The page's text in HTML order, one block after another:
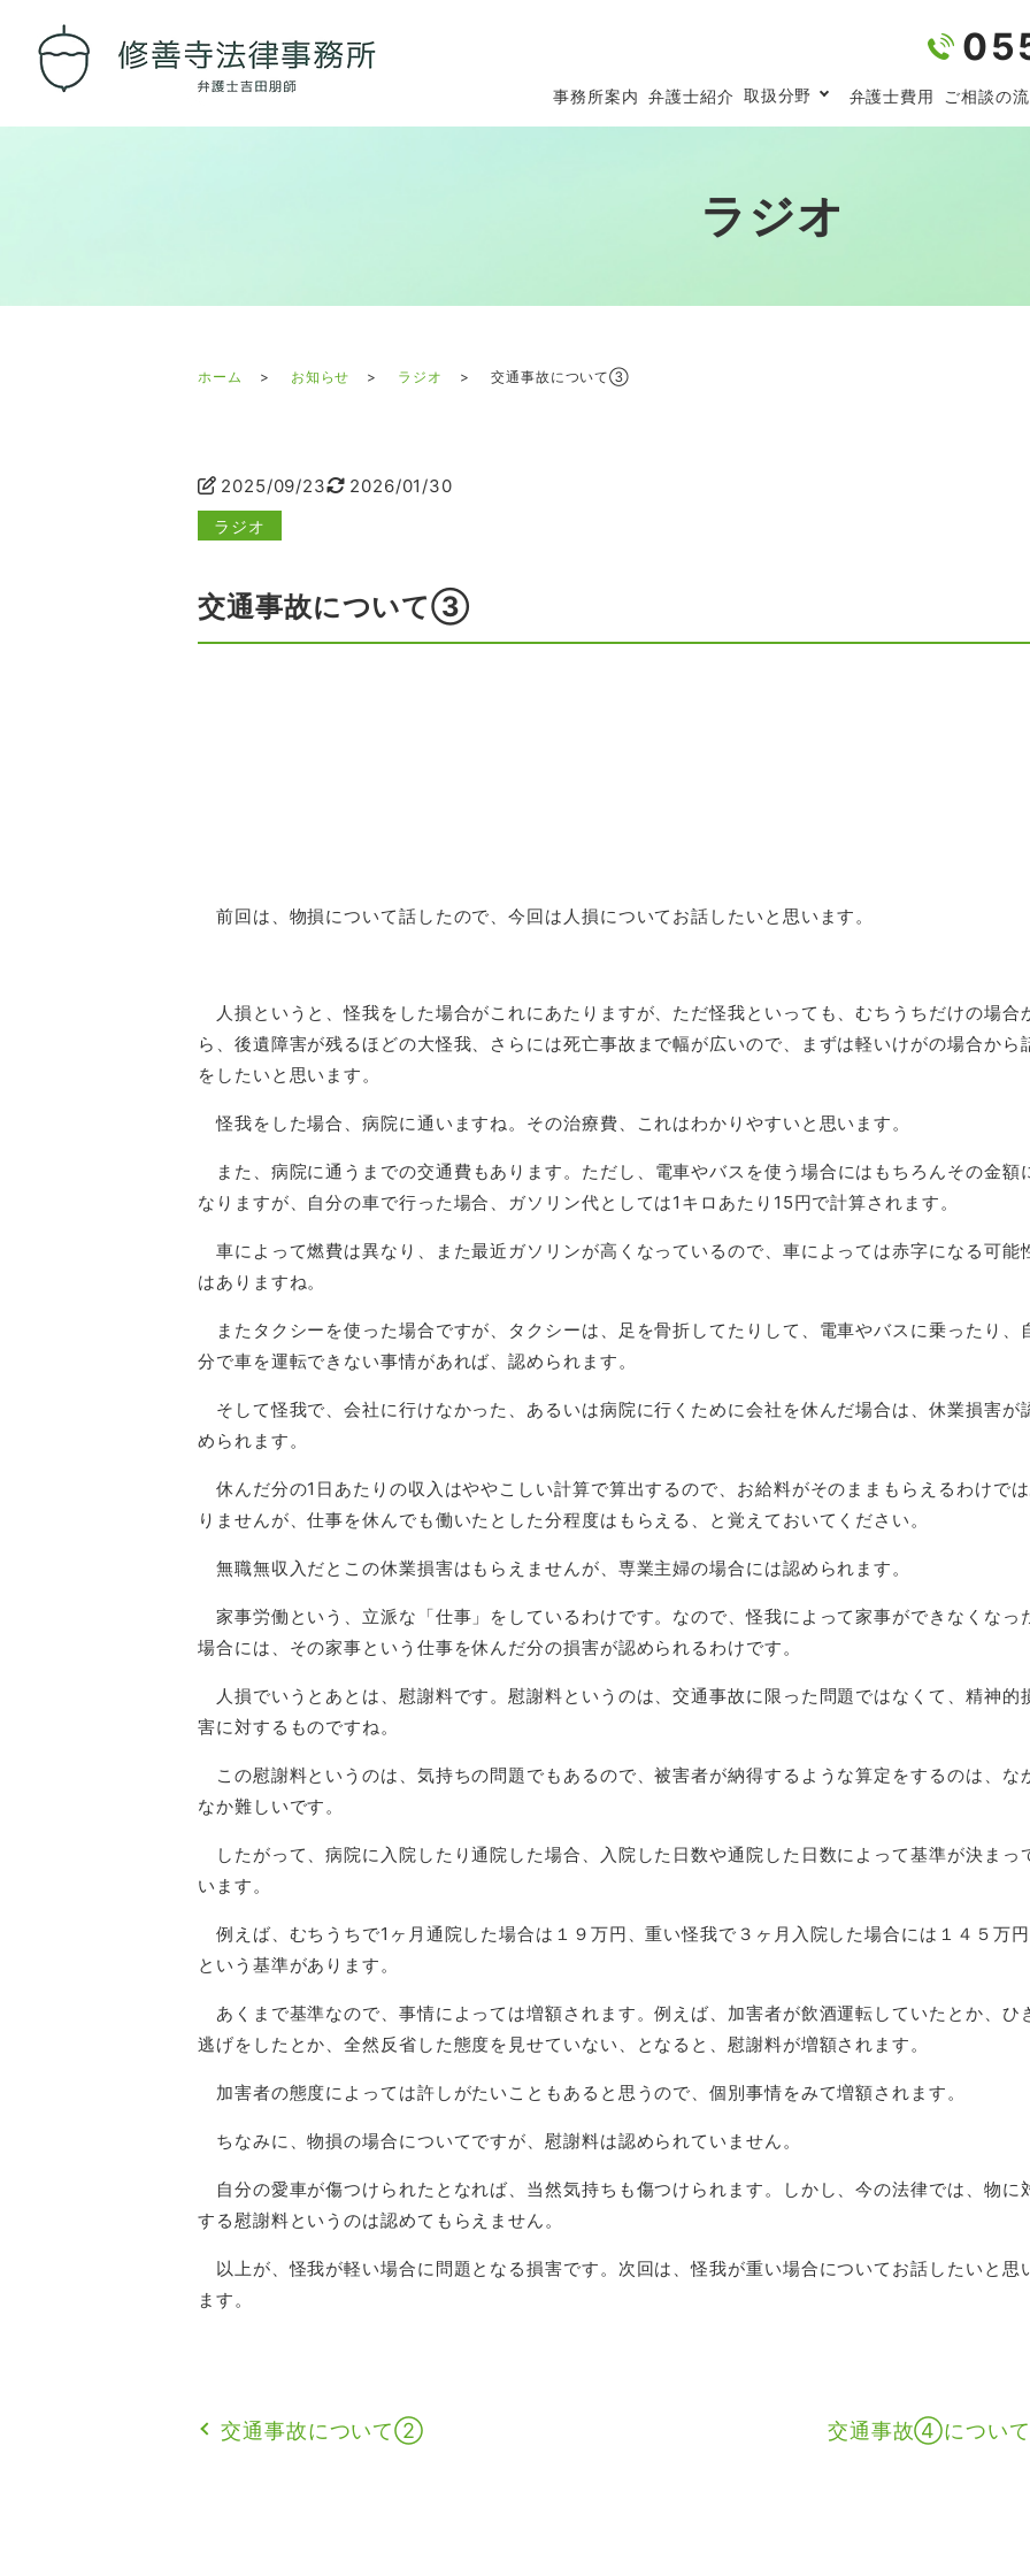
事務所案内 弁護士紹介 取扱分野 弁護士費用 ご相談の
ラジオ
ホーム お知らせ ラジオ 交通事故について③
2025/09/23 2026/01/30
ラジオ
交通事故について③
前回は、物損について話したので、今回は人損についてお話したいと思います。
人損というと、怪我をした場合がこれにあたりますが、ただ怪我といっても、むちうちだけの場合
ら、後遺障害が残るほどの大怪我、さらには死亡事故まで幅が広いので、まずは軽いけがの場合から
をしたいと思います。
怪我をした場合、病院に通いますね。その治療費、これはわかりやすいと思います。
また、病院に通うまでの交通費もあります。ただし、電車やバスを使う場合にはもちろんその金額
なりますが、自分の車で行った場合、ガソリン代としては1キロあたり15円で計算されます。
車によって燃費は異なり、また最近ガソリンが高くなっているので、車によっては赤字になる可能
はありますね。
またタクシーを使った場合ですが、タクシーは、足を骨折してたりして、電車やバスに乗ったり、
分で車を運転できない事情があれば、認められます。
そして怪我で、会社に行けなかった、あるいは病院に行くために会社を休んだ場合は、休業損害が
められます。
休んだ分の1日あたりの収入はややこしい計算で算出するので、お給料がそのままもらえるわけで
りませんが、仕事を休んでも働いたとした分程度はもらえる、と覚えておいてください。
無職無収入だとこの休業損害はもらえませんが、専業主婦の場合には認められます。
家事労働という、立派な「仕事」をしているわけです。なので、怪我によって家事ができなくなっ
場合には、その家事という仕事を休んだ分の損害が認められるわけです。
人損でいうとあとは、慰謝料です。慰謝料というのは、交通事故に限った問題ではなくて、精神的
害に対するものですね。
この慰謝料というのは、気持ちの問題でもあるので、被害者が納得するような算定をするのは、な
なか難しいです。
したがって、病院に入院したり通院した場合、入院した日数や通院した日数によって基準が決まっ
います。
例えば、むちうちで1ヶ月通院した場合は１９万円、重い怪我で３ヶ月入院した場合には１４５万円
という基準があります。
あくまで基準なので、事情によっては増額されます。例えば、加害者が飲酒運転していたとか、ひ
逃げをしたとか、全然反省した態度を見せていない、となると、慰謝料が増額されます。
加害者の態度によっては許しがたいこともあると思うので、個別事情をみて増額されます。
ちなみに、物損の場合についてですが、慰謝料は認められていません。
自分の愛車が傷つけられたとなれば、当然気持ちも傷つけられます。しかし、今の法律では、物に
する慰謝料というのは認めてもらえません。
以上が、怪我が軽い場合に問題となる損害です。次回は、怪我が重い場合についてお話したいと思
ます。
交通事故について② 交通事故④について